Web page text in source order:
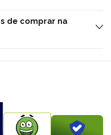
de comprar na